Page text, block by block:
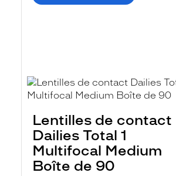
Lentilles de contact
Dailies Total 1
Multifocal Medium
Boîte de 90